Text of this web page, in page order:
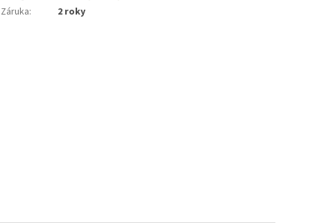
Záruka: 2 roky